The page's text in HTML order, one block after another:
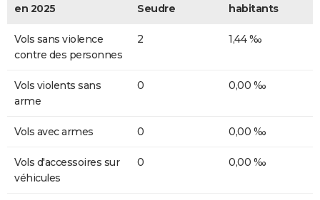
en 2025
Seudre
habitants
Vols sans violence
contre des personnes
2 1,44 ‰
Vols violents sans
arme
0 0,00 ‰
Vols avec armes 0 0,00 ‰
Vols d'accessoires sur
véhicules
0 0,00 ‰